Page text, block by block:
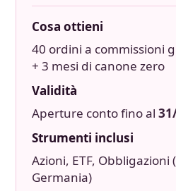
Cosa ottieni
40 ordini a commissioni
+ 3 mesi di canone zero
Validità
Aperture conto fino al
Strumenti inclusi
Azioni, ETF, Obbligazioni
Germania)